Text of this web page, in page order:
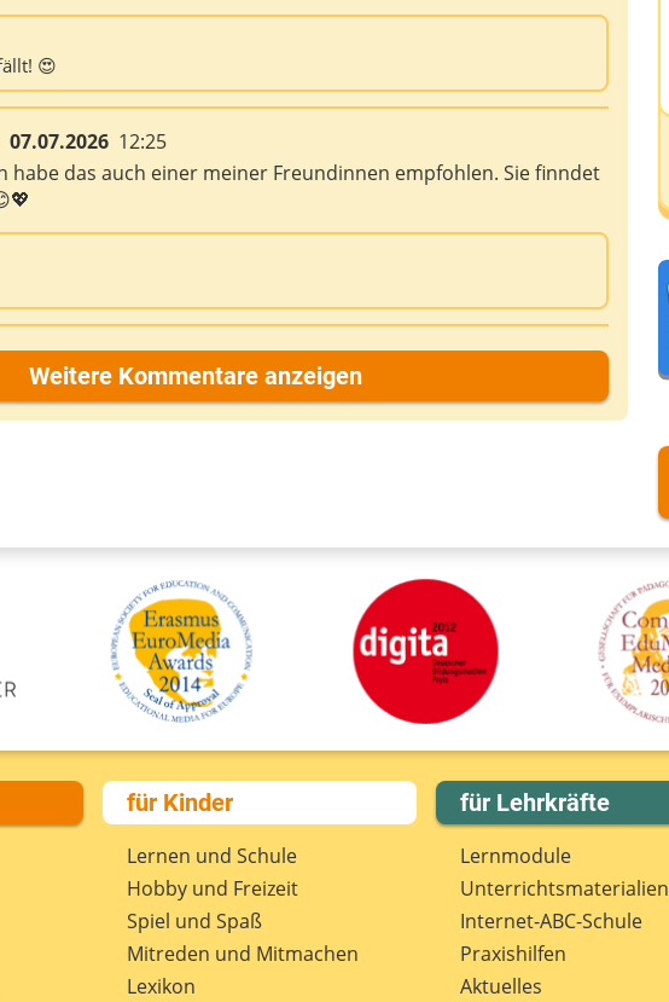
😍
07.07.2026 12:25
habe das auch einer meiner Freundinnen empfohlen. Sie finndet
Weitere Kommentare anzeigen
für Kinder
Lernen und Schule
Hobby und Freizeit
Spiel und Spaß
Mitreden und Mitmachen
Lexikon
für Lehrkräfte
Lernmodule
Unterrichts­materialien
Internet-ABC-Schule
Praxishilfen
Aktuelles